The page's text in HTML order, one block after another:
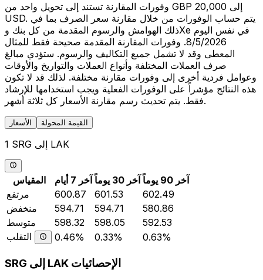
وفورات المقارنة تستند إلى تحويل واحد من GBP 20,000 إلى
USD. يتم حساب الوفورات من خلال مقارنة سعر الصرف بما في
ذلك الهوامش والرسوم المقدمة من كل بنك وXe في نفس اليوم
8/5/2026. وفورات المقارنة المقدمة صحيحة فقط للمثال
المعطى وقد لا تشمل جميع التكاليف والرسوم. ستؤدي مبالغ
صرف العملات المختلفة وأنواع العملات والتواريخ والأوقات
وعوامل فردية أخرى إلى وفورات مقارنة مختلفة. لذلك قد لا تكون
هذه النتائج مؤشراً على الوفورات الفعلية ويجب استخدامها للإرشاد
فقط. يتم تحديث رسم مقارنة الأسعار كل ثلاثة أشهر.
الأسعار القيمة المحولة
1 SRG إلى LAK
المقياس آخر 7 أيام آخر 30 يوماً
آخر 90 يوماً
مرتفع
600.87 601.53
602.49
منخفض
594.71 594.71
580.86
متوسط
598.32 598.05
592.53
التقلب
0.46% 0.33% 0.63%
SRG إلى LAK الإحصائيات